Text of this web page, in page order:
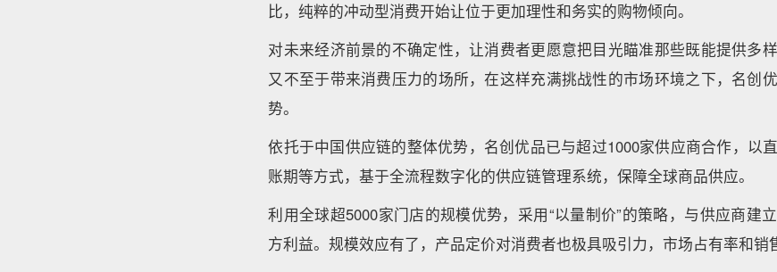
比，纯粹的冲动型消费开始让位于更加理性和务实的购物倾向。
对未来经济前景的不确定性，让消费者更愿意把目光瞄准那些既能提供多
又不至于带来消费压力的场所，在这样充满挑战性的市场环境之下，名创
势。
依托于中国供应链的整体优势，名创优品已与超过1000家供应商合作，以
账期等方式，基于全流程数字化的供应链管理系统，保障全球商品供应。
利用全球超5000家门店的规模优势，采用“以量制价”的策略，与供应商建
方利益。规模效应有了，产品定价对消费者也极具吸引力，市场占有率和销